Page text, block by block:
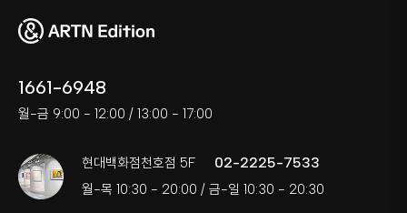
1661-6948
월-금 9:00 - 12:00 / 13:00 - 17:00
현대백화점천호점 5F 02-2225-7533
월-목 10:30 - 20:00 / 금-일 10:30 - 20:30